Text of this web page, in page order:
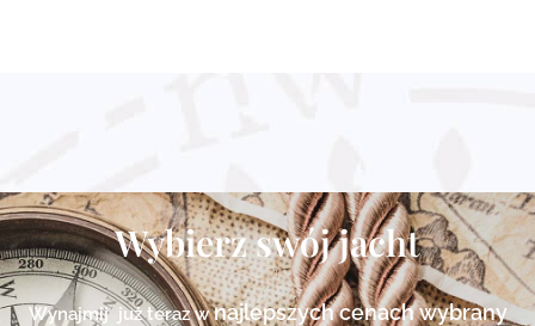
Wybierz swój jacht
Wynajmij już teraz wnajlepszych cenachwybrany